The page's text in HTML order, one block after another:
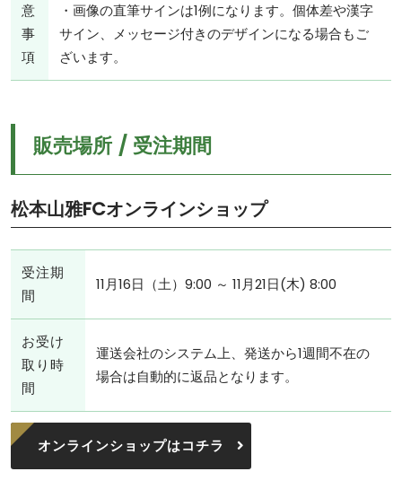
意
事
項
・画像の直筆サインは1例になります。個体差や漢字
サイン、メッセージ付きのデザインになる場合もご
ざいます。
販売場所 / 受注期間
松本山雅FCオンラインショップ
受注期
間
11月16日（土）9:00 ～ 11月21日(木) 8:00
お受け
取り時
間
運送会社のシステム上、発送から1週間不在の
場合は自動的に返品となります。
オンラインショップはコチラ